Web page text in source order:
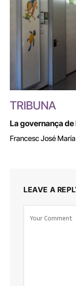
TRIBUNA
La governança
Francesc José
LEAVE A